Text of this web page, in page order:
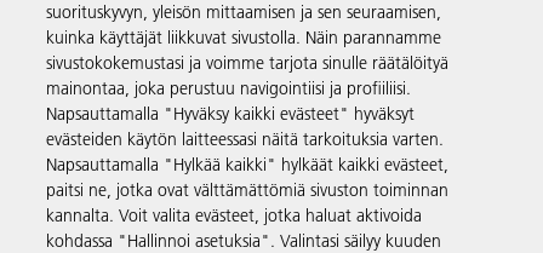
Tuotteet ja palvelut
Tuki ja yhteystiedot
Resurssit
suorituskyvyn, yleisön mittaamisen ja sen seuraamisen,
kuinka käyttäjät liikkuvat sivustolla. Näin parannamme
sivustokokemustasi ja voimme tarjota sinulle räätälöityä
mainontaa, joka perustuu navigointiisi ja profiiliisi.
Napsauttamalla "Hyväksy kaikki evästeet" hyväksyt
evästeiden käytön laitteessasi näitä tarkoituksia varten.
Napsauttamalla "Hylkää kaikki" hylkäät kaikki evästeet,
paitsi ne, jotka ovat välttämättömiä sivuston toiminnan
kannalta. Voit valita evästeet, jotka haluat aktivoida
kohdassa "Hallinnoi asetuksia". Valintasi säilyy kuuden